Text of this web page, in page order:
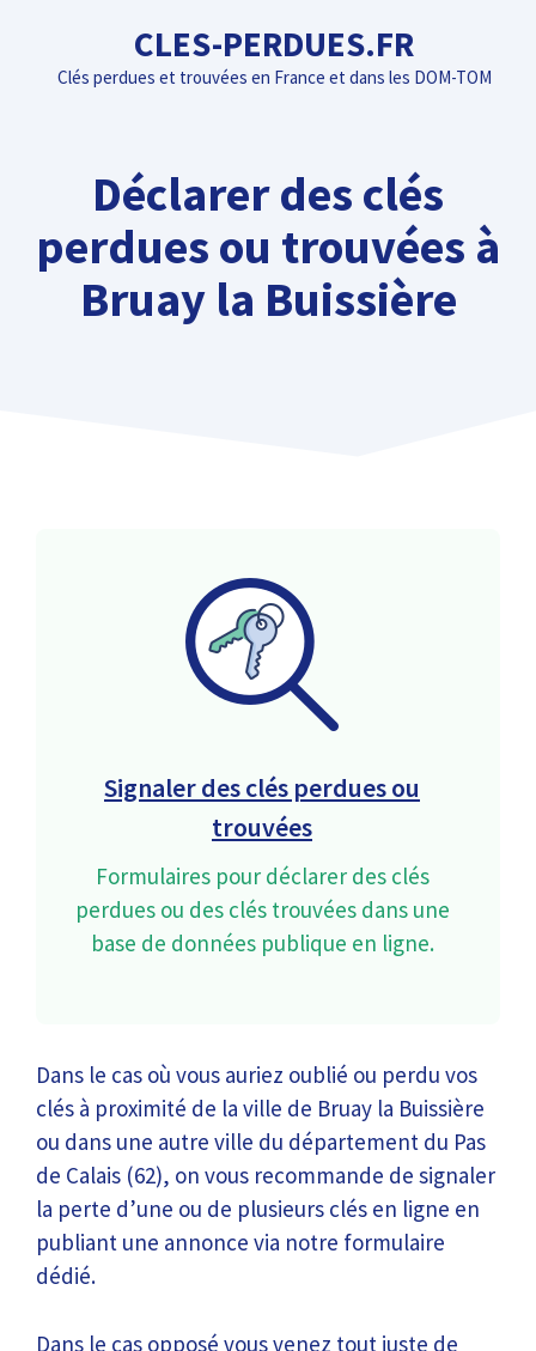
contenu
CLES-PERDUES.FR
Clés perdues et trouvées en France et dans les DOM-TOM
Déclarer des clés
perdues ou trouvées à
Bruay la Buissière
Signaler des clés perdues ou
trouvées
Formulaires pour déclarer des clés
perdues ou des clés trouvées dans une
base de données publique en ligne.
Dans le cas où vous auriez oublié ou perdu vos
clés à proximité de la ville de Bruay la Buissière
ou dans une autre ville du département du Pas
de Calais (62), on vous recommande de signaler
la perte d’une ou de plusieurs clés en ligne en
publiant une annonce via notre formulaire
dédié.
Dans le cas opposé vous venez tout juste de